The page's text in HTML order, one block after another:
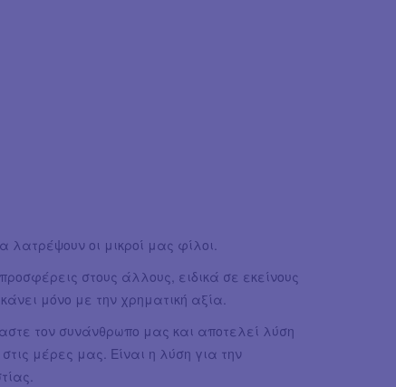
οι μικροί μας φίλοι.
στους άλλους, ειδικά σε εκείνους
μόνο με την χρηματική αξία.
τον συνάνθρωπο μας και αποτελεί λύση
μέρες μας. Είναι η λύση για την